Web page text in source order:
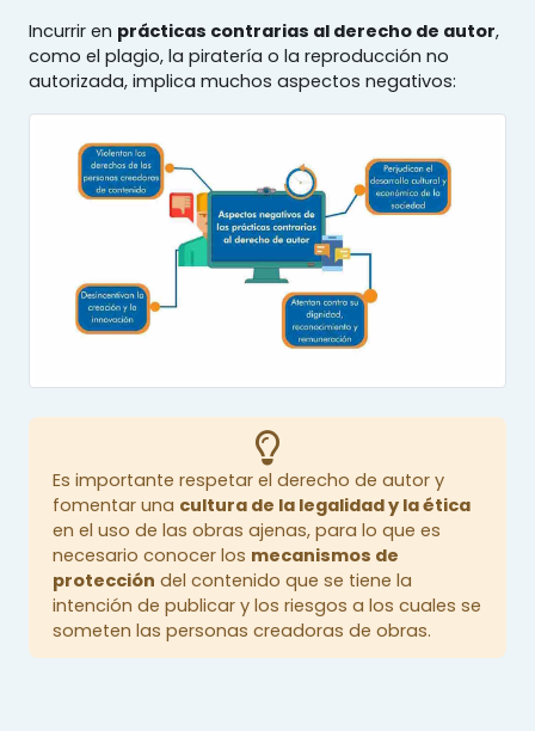
Incurrir en prácticas contrarias al derecho de autor,
como el plagio, la piratería o la reproducción no
autorizada, implica muchos aspectos negativos:
Es importante respetar el derecho de autor y
fomentar una cultura de la legalidad y la ética
en el uso de las obras ajenas, para lo que es
necesario conocer los mecanismos de
protección del contenido que se tiene la
intención de publicar y los riesgos a los cuales se
someten las personas creadoras de obras.